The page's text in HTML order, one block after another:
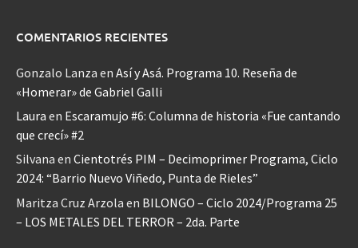
COMENTARIOS RECIENTES
Gonzalo Lanza en Así y Asá. Programa 10. Reseña de
«Homerar» de Gabriel Galli
Laura en Escaramujo #6: Columna de historia «Fue cantando
que crecí» #2
Silvana en Cientotrés PIM – Decimoprimer Programa, Ciclo
2024: “Barrio Nuevo Viñedo, Punta de Rieles”
Maritza Cruz Arzola en BILONGO – Ciclo 2024/Programa 25
– LOS METALES DEL TERROR – 2da. Parte